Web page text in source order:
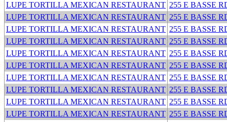
LUPE TORTILLA MEXICAN RESTAURANT 255 E BASSE
LUPE TORTILLA MEXICAN RESTAURANT 255 E BASSE
LUPE TORTILLA MEXICAN RESTAURANT 255 E BASSE
LUPE TORTILLA MEXICAN RESTAURANT 255 E BASSE
LUPE TORTILLA MEXICAN RESTAURANT 255 E BASSE
LUPE TORTILLA MEXICAN RESTAURANT 255 E BASSE
LUPE TORTILLA MEXICAN RESTAURANT 255 E BASSE
LUPE TORTILLA MEXICAN RESTAURANT 255 E BASSE
LUPE TORTILLA MEXICAN RESTAURANT 255 E BASSE
LUPE TORTILLA MEXICAN RESTAURANT 255 E BASSE